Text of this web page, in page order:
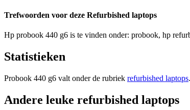
Trefwoorden voor deze Refurbished laptops
Hp probook 440 g6 is te vinden onder: probook, hp
Statistieken
Probook 440 g6 valt onder de rubriek refurbished laptops
Andere leuke refurbished laptops